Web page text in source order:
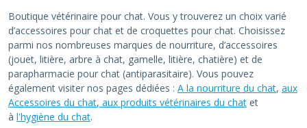
Boutique vétérinaire pour chat. Vous y trouverez un choix varié
d’accessoires pour chat et de croquettes pour chat. Choisissez
parmi nos nombreuses marques de nourriture, d’accessoires
(jouet, litière, arbre à chat, gamelle, litière, chatière) et de
parapharmacie pour chat (antiparasitaire). Vous pouvez
également visiter nos pages dédiées : A la nourriture du chat, aux
Accessoires du chat, aux produits vétérinaires du chat et
à l'hygiène du chat.